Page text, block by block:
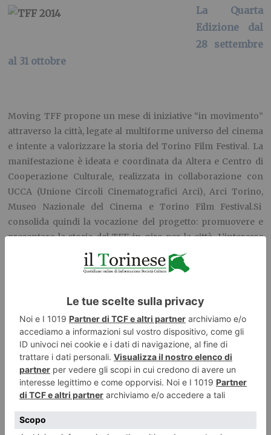
La Quarta
Edizione dal
28 settembre
al 31 ottobre
Moving TFF propone un mese di iniziative “in movimento”
attraverso la città, legate al multiforme universo del cinema
e intente a valorizzare la storia del Torino Film Festival. La
manifestazione è ideata e coordinata da Altera e Centro di
Cooperazione Culturale, realizzata in collaborazione con
UCCA (Unione Circoli Cinematografici Arci), Arci Torino,
Museo Nazionale del Cinema e Torino Film Festival.Si
consolida quindi la vocazione del progetto: promuovere e
presentare la storia del TFF in giro per la città. L’interesse
delle 10 circoscrizioni cittadine è unanime, a testimonianza
dell’attenzione, della vitalità e della volontà di fare rete.
attività creative per i più piccoli ed eventi si terranno in tanti
piazze e cortili – per dare vita ad una edizione ancora più
partecipata e ricca del Moving TFF 2015 con l’intenzione di
coinvolgere sempre più la città.
Una ventina di proiezioni, che accompagneranno cinefili e
non fino all’appuntamento con il 33° TFF (20 – 28 novembre